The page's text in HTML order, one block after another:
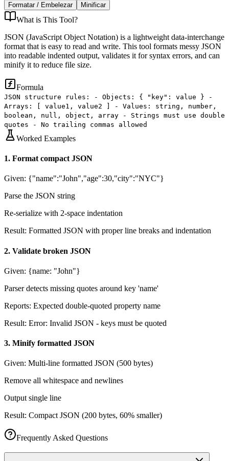
Formatar / Embelezar Minificar
What is This Tool?
JSON (JavaScript Object Notation) is a lightweight data-interchange
format that is easy to read and write. This tool formats messy JSON
into readable indented output, validates it for syntax errors, and can
minify it to reduce file size.
Formula
JSON structure rules: - Objects: { "key": value } -
Arrays: [ value1, value2 ] - Values: string, number,
boolean, null, object, array - Strings must use double
quotes - No trailing commas allowed
Worked Examples
1. Format compact JSON
Given: {"name":"John","age":30,"city":"NYC"}
Parse the JSON string
Re-serialize with 2-space indentation
Result: Formatted JSON with proper line breaks and indentation
2. Validate broken JSON
Given: {name: "John"}
Parser detects missing quotes around key 'name'
Reports: Expected double-quoted property name
Result: Error: Invalid JSON - keys must be quoted
3. Minify formatted JSON
Given: Multi-line formatted JSON (500 bytes)
Remove all whitespace and newlines
Output single line
Result: Compact JSON (200 bytes, 60% smaller)
Frequently Asked Questions